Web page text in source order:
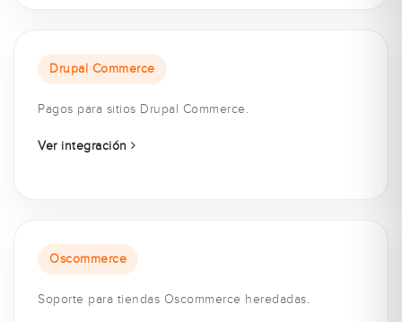
Drupal Commerce
Pagos para sitios Drupal Commerce.
Ver integración
Oscommerce
Soporte para tiendas Oscommerce heredadas.